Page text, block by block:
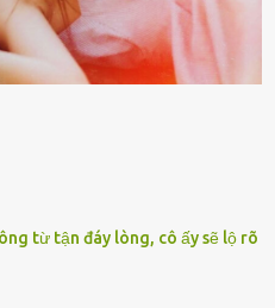
ʟãng quên. Thế nhưng, cái
n...
từ tận đáy lòng, cô ấy sẽ lộ rõ